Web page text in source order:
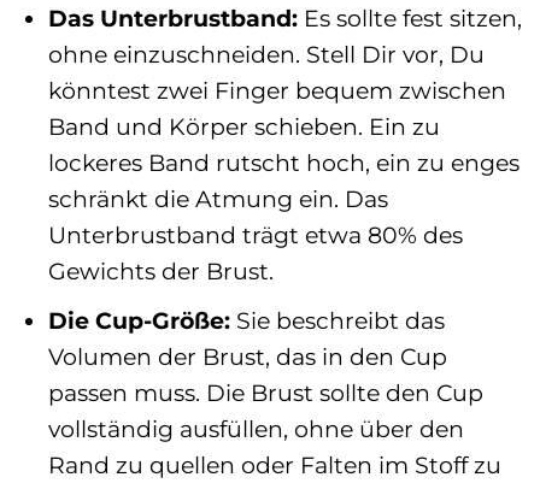
Das Unterbrustband:Es sollte fest sitzen,
ohne einzuschneiden. Stell Dir vor, Du
könntest zwei Finger bequem zwischen
Band und Körper schieben. Ein zu
lockeres Band rutscht hoch, ein zu enges
schränkt die Atmung ein. Das
Unterbrustband trägt etwa 80% des
Gewichts der Brust.
Die Cup-Größe:Sie beschreibt das
Volumen der Brust, das in den Cup
passen muss. Die Brust sollte den Cup
vollständig ausfüllen, ohne über den
Rand zu quellen oder Falten im Stoff zu